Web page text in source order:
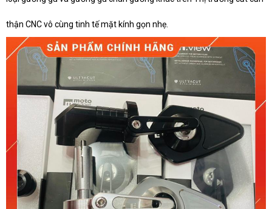
thận CNC vô cùng tinh tế mặt kính gọn nhẹ.